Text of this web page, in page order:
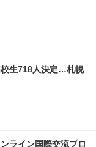
校生718人決定…札幌
ライン国際交流プロ